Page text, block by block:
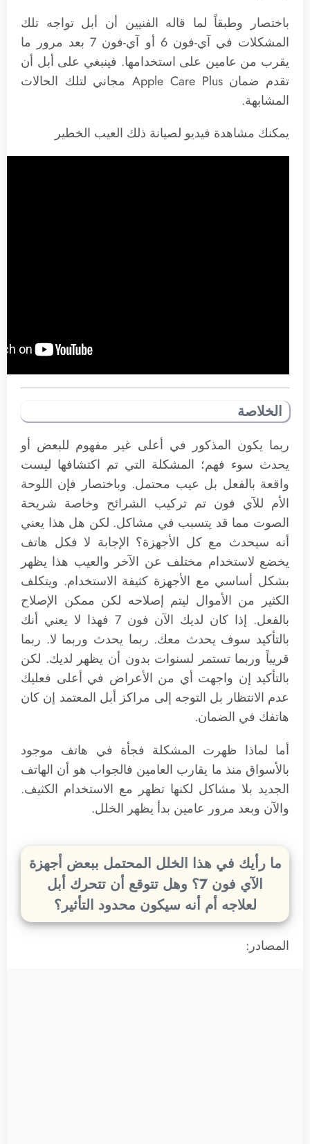
باختصار وطبقاً لما قاله الفنيين أن أبل تواجه تلك
المشكلات في آي-فون 6 أو آي-فون 7 بعد مرور ما
يقرب من عامين على استخدامها. فينبغي على أبل أن
تقدم ضمان Apple Care Plus مجاني لتلك الحالات
المشابهة.
يمكنك مشاهدة فيديو لصيانة ذلك العيب الخطير
الخلاصة
ربما يكون المذكور في أعلى غير مفهوم للبعض أو
يحدث سوء فهم؛ المشكلة التي تم اكتشافها ليست
واقعة بالفعل بل عيب محتمل. وباختصار فإن اللوحة
الأم للآي فون تم تركيب الشرائح وخاصة شريحة
الصوت مما قد يتسبب في مشاكل. لكن هل هذا يعني
أنه سيحدث مع كل الأجهزة؟ الإجابة لا فكل هاتف
يخضع لاستخدام مختلف عن الآخر والعيب هذا يظهر
بشكل أساسي مع الأجهزة كثيفة الاستخدام. ويتكلف
الكثير من الأموال ليتم إصلاحه لكن ممكن الإصلاح
بالفعل. إذا كان لديك الآن فون 7 فهذا لا يعني أنك
بالتأكيد سوف يحدث معك. ربما يحدث وربما لا. ربما
قريباً وربما تستمر لسنوات بدون أن يظهر لديك. لكن
بالتأكيد إن واجهت أي من الأعراض في أعلى فعليك
عدم الانتظار بل التوجه إلى مراكز أبل المعتمد إن كان
هاتفك في الضمان.
أما لماذا ظهرت المشكلة فجأة في هاتف موجود
بالأسواق منذ ما يقارب العامين فالجواب هو أن الهاتف
الجديد بلا مشاكل لكنها تظهر مع الاستخدام الكثيف.
والآن وبعد مرور عامين بدأ يظهر الخلل.
ما رأيك في هذا الخلل المحتمل ببعض أجهزة
الآي فون 7؟ وهل تتوقع أن تتحرك أبل
لعلاجه أم أنه سيكون محدود التأثير؟
المصادر: